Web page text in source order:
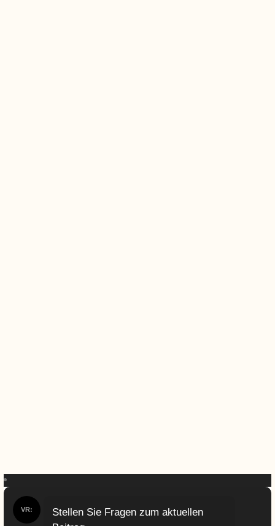
VR:
Stellen Sie Fragen zum aktuellen